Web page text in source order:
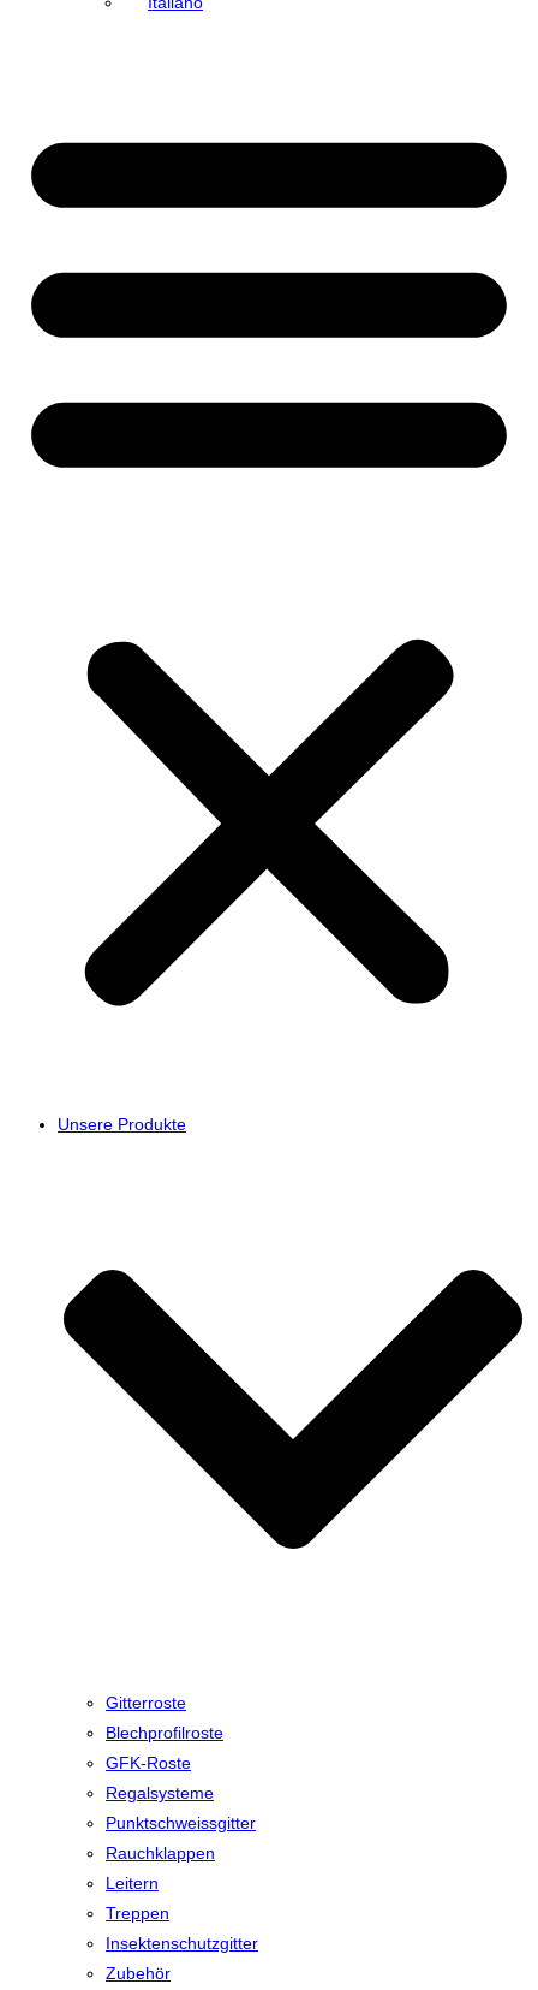
Unsere Produkte
Gitterroste
Blechprofilroste
GFK-Roste
Regalsysteme
Punktschweissgitter
Rauchklappen
Leitern
Treppen
Insektenschutzgitter
Zubehör